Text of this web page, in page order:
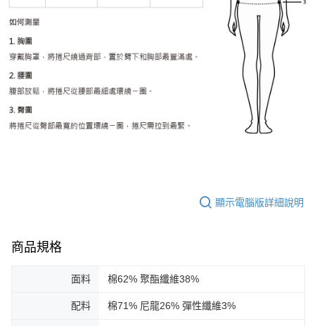
顯示電腦版詳細說明
商品規格
面料 棉62% 聚酯纖維38%
配料 棉71% 尼龍26% 彈性纖維3%